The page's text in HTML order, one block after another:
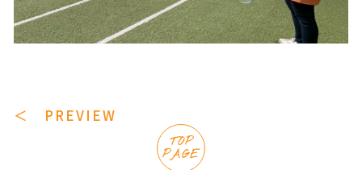
＜ PREVIEW
TOP
PAGE